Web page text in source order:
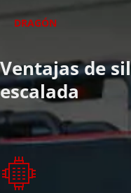
DRAGÓN
Ventajas de
escalada